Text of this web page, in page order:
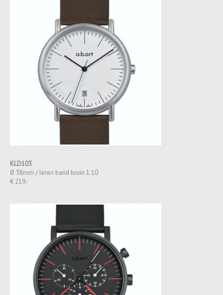
KLD103
Ø 38mm / leren band bruin 1.10
€ 219,-